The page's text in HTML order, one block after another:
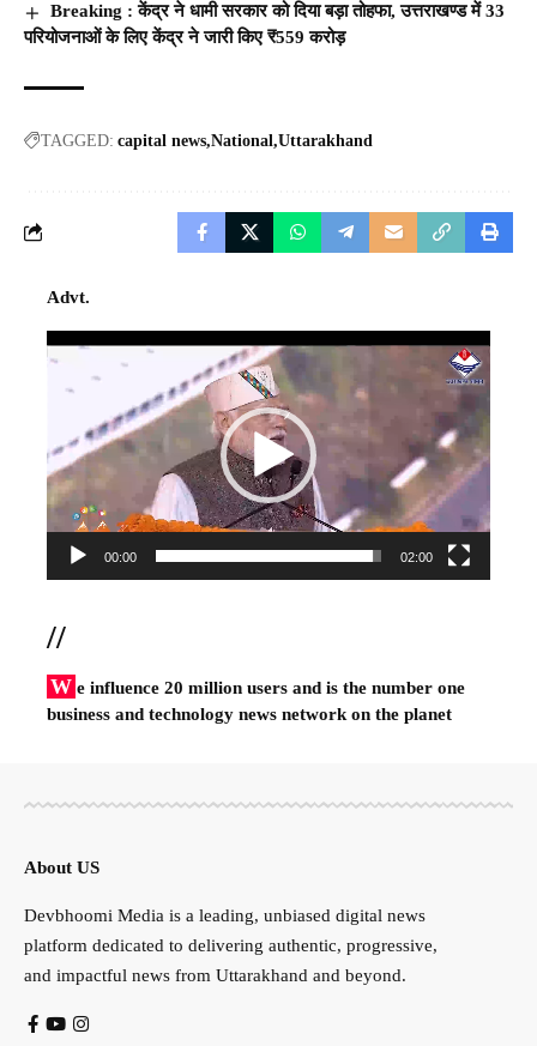
Breaking : केंद्र ने धामी सरकार को दिया बड़ा तोहफा, उत्तराखण्ड में 33
परियोजनाओं के लिए केंद्र ने जारी किए ₹559 करोड़
TAGGED: capital news National Uttarakhand
Advt.
Video
00:00 02:00
//
W e influence 20 million users and is the number one
business and technology news network on the planet
About US
Devbhoomi Media is a leading, unbiased digital news
platform dedicated to delivering authentic, progressive,
and impactful news from Uttarakhand and beyond.